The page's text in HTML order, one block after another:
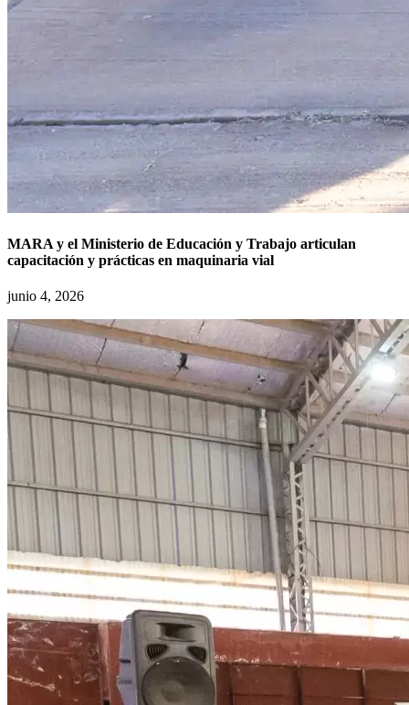
MARA y el Ministerio de Educación y Trabajo articulan
capacitación y prácticas en maquinaria vial
junio 4, 2026